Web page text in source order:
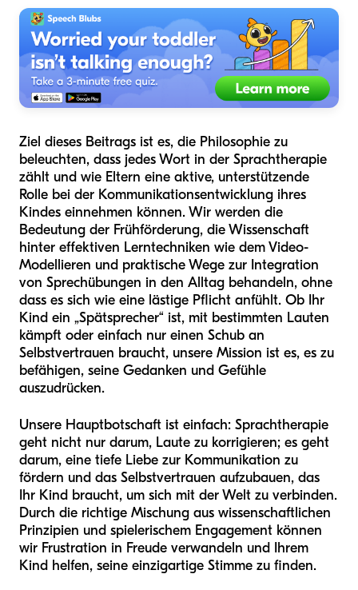
Ziel dieses Beitrags ist es, die Philosophie zu
beleuchten, dass jedes Wort in der Sprachtherapie
zählt und wie Eltern eine aktive, unterstützende
Rolle bei der Kommunikationsentwicklung ihres
Kindes einnehmen können. Wir werden die
Bedeutung der Frühförderung, die Wissenschaft
hinter effektiven Lerntechniken wie dem Video-
Modellieren und praktische Wege zur Integration
von Sprechübungen in den Alltag behandeln, ohne
dass es sich wie eine lästige Pflicht anfühlt. Ob Ihr
Kind ein „Spätsprecher“ ist, mit bestimmten Lauten
kämpft oder einfach nur einen Schub an
Selbstvertrauen braucht, unsere Mission ist es, es zu
befähigen, seine Gedanken und Gefühle
auszudrücken.
Unsere Hauptbotschaft ist einfach: Sprachtherapie
geht nicht nur darum, Laute zu korrigieren; es geht
darum, eine tiefe Liebe zur Kommunikation zu
fördern und das Selbstvertrauen aufzubauen, das
Ihr Kind braucht, um sich mit der Welt zu verbinden.
Durch die richtige Mischung aus wissenschaftlichen
Prinzipien und spielerischem Engagement können
wir Frustration in Freude verwandeln und Ihrem
Kind helfen, seine einzigartige Stimme zu finden.